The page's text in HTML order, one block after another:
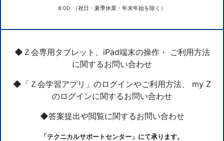
8:00
（祝日・夏季休業・年末年始を除く）
◆Ｚ会専用タブレット、iPad端末の操作・ ご利用方法
に関するお問い合わせ
◆「Ｚ会学習アプリ」のログインやご利用方法、 my Z
のログインに関するお問い合わせ
◆答案提出や閲覧に関するお問い合わせ
「テクニカルサポートセンター」にて承ります。